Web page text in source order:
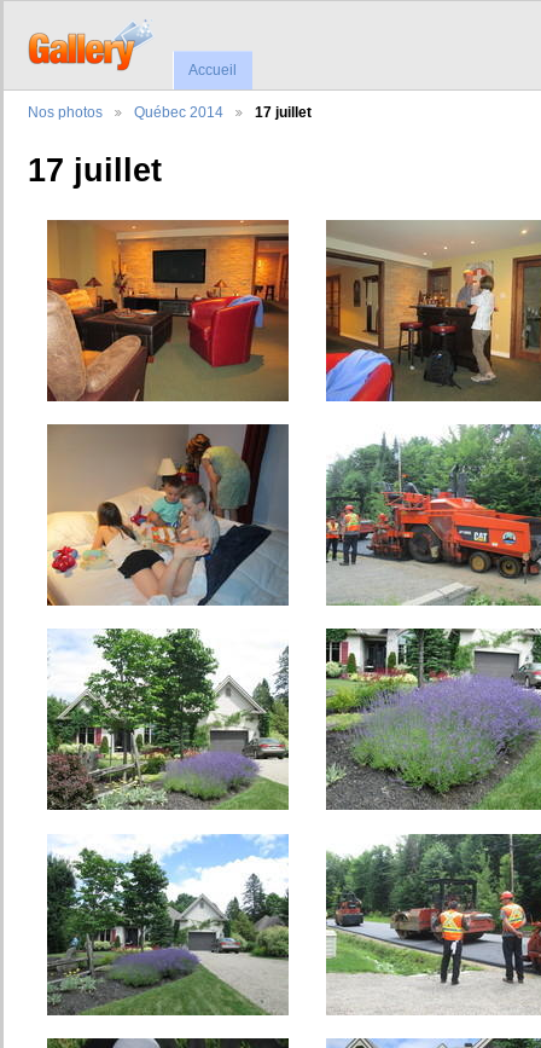
Accueil
Nos photos Québec 2014 17 juillet
17 juillet